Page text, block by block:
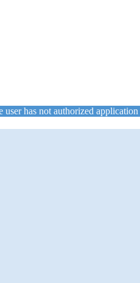
user has not authorized